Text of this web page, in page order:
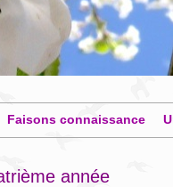
Faisons connaissance
année